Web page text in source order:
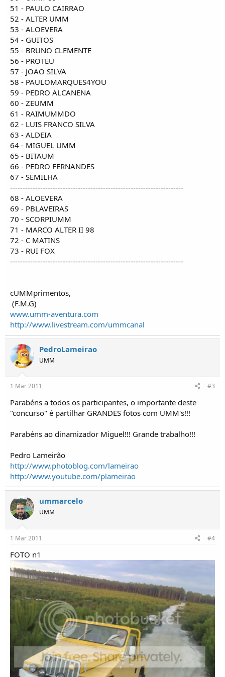
51 - PAULO CAIRRAO
52 - ALTER UMM
53 - ALOEVERA
54 - GUITOS
55 - BRUNO CLEMENTE
56 - PROTEU
57 - JOAO SILVA
58 - PAULOMARQUES4YOU
59 - PEDRO ALCANENA
60 - ZEUMM
61 - RAIMUMMDO
62 - LUIS FRANCO SILVA
63 - ALDEIA
64 - MIGUEL UMM
65 - BITAUM
66 - PEDRO FERNANDES
67 - SEMILHA
---------------------------------------------------------------------
68 - ALOEVERA
69 - PBLAVEIRAS
70 - SCORPIUMM
71 - MARCO ALTER II 98
72 - C MATINS
73 - RUI FOX
---------------------------------------------------------------------
cUMMprimentos,
(F.M.G)
www.umm-aventura.com
http://www.livestream.com/ummcanal
PedroLameirao
UMM
1 Mar 2011 #3
Parabéns a todos os participantes, o importante deste
"concurso" é partilhar GRANDES fotos com UMM's!!!
Parabéns ao dinamizador Miguel!!! Grande trabalho!!!
Pedro Lameirão
http://www.photoblog.com/lameirao
http://www.youtube.com/plameirao
ummarcelo
UMM
1 Mar 2011 #4
FOTO n1